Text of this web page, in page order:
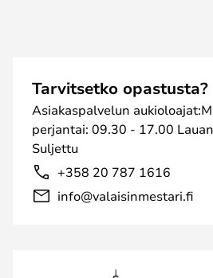
Tarvitsetko opastusta?
Asiakaspalvelun
perjantai: 09.30 - 17.00
Suljettu
+358 20 787 1616
info@valaisinmestari.fi